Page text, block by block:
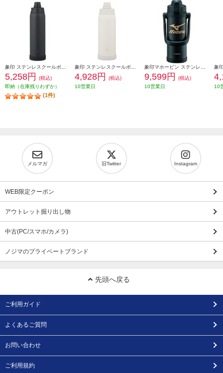
5,258円
(税込)
即納（在庫残りわずか）
(1件)
4,928円
(税込)
10営業日
9,599円
(税込)
10営業日
10
メルマガ 旧Twitter Instagram
WEB限定クーポン
アウトレット掘り出し物
中古(PC/スマホ/カメラ)
ノジマのプライベートブランド
先頭へ戻る
ご利用ガイド
よくあるご質問
お問い合わせ
ご利用規約